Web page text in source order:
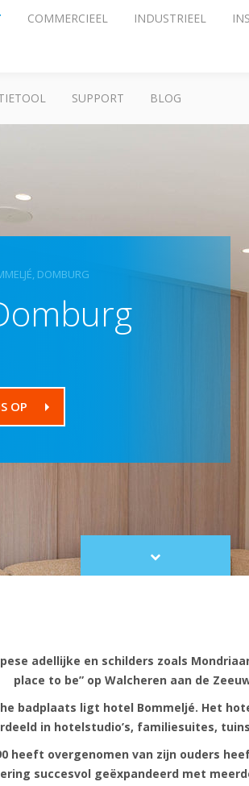
COMMERCIEEL INDUSTRIEEL
SUPPORT BLOG
DOMBURG
OP
Scroll
to
adellijke en schilders zoals
place to be” op Walcheren aan de
badplaats ligt hotel Bommeljé. Het
in hotelstudio’s, familiesuites,
heeft overgenomen van zijn ouders
succesvol geëxpandeerd met